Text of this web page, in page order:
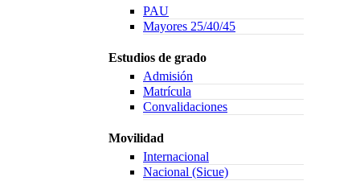
PAU
Mayores 25/40/45
Estudios de grado
Admisión
Matrícula
Convalidaciones
Movilidad
Internacional
Nacional (Sicue)